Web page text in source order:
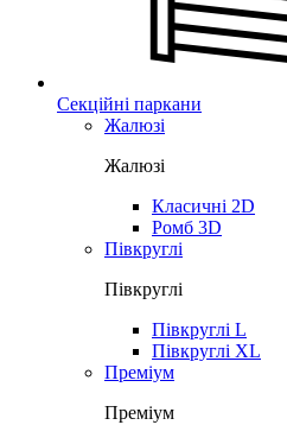
Секційні паркани
Жалюзі
Жалюзі
Класичні 2D
Ромб 3D
Півкруглі
Півкруглі
Півкруглі L
Півкруглі XL
Преміум
Преміум